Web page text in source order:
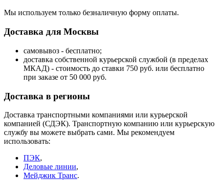
Мы используем только безналичную форму оплаты.
Доставка для Москвы
самовывоз - бесплатно;
доставка собственной курьерской службой (в пределах
МКАД) - стоимость до ставки 750 руб. или бесплатно
при заказе от 50 000 руб.
Доставка в регионы
Доставка транспортными компаниями или курьерской
компанией (СДЭК). Транспортную компанию или курьерскую
службу вы можете выбрать сами. Мы рекомендуем
использовать:
ПЭК,
Деловые линии,
Мейджик Транс.